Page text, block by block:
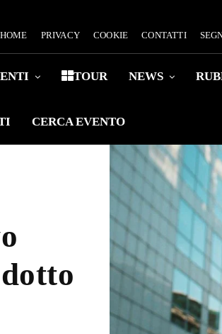
HOME PRIVACY COOKIE CONTATTI
TOUR NEWS
CERCA EVENTO